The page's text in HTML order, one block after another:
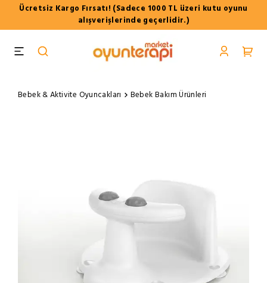
Ücretsiz Kargo Fırsatı! (Sadece 1000 TL üzeri kutu oyunu
alışverişlerinde geçerlidir.)
Bebek & Aktivite Oyuncakları Bebek Bakım Ürünleri